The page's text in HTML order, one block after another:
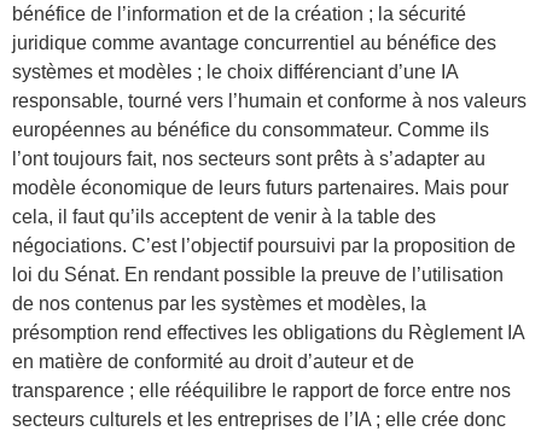
bénéfice de l’information et de la création ; la sécurité
juridique comme avantage concurrentiel au bénéfice des
systèmes et modèles ; le choix différenciant d’une IA
responsable, tourné vers l’humain et conforme à nos valeurs
européennes au bénéfice du consommateur. Comme ils
l’ont toujours fait, nos secteurs sont prêts à s’adapter au
modèle économique de leurs futurs partenaires. Mais pour
cela, il faut qu’ils acceptent de venir à la table des
négociations. C’est l’objectif poursuivi par la proposition de
loi du Sénat. En rendant possible la preuve de l’utilisation
de nos contenus par les systèmes et modèles, la
présomption rend effectives les obligations du Règlement IA
en matière de conformité au droit d’auteur et de
transparence ; elle rééquilibre le rapport de force entre nos
secteurs culturels et les entreprises de l’IA ; elle crée donc